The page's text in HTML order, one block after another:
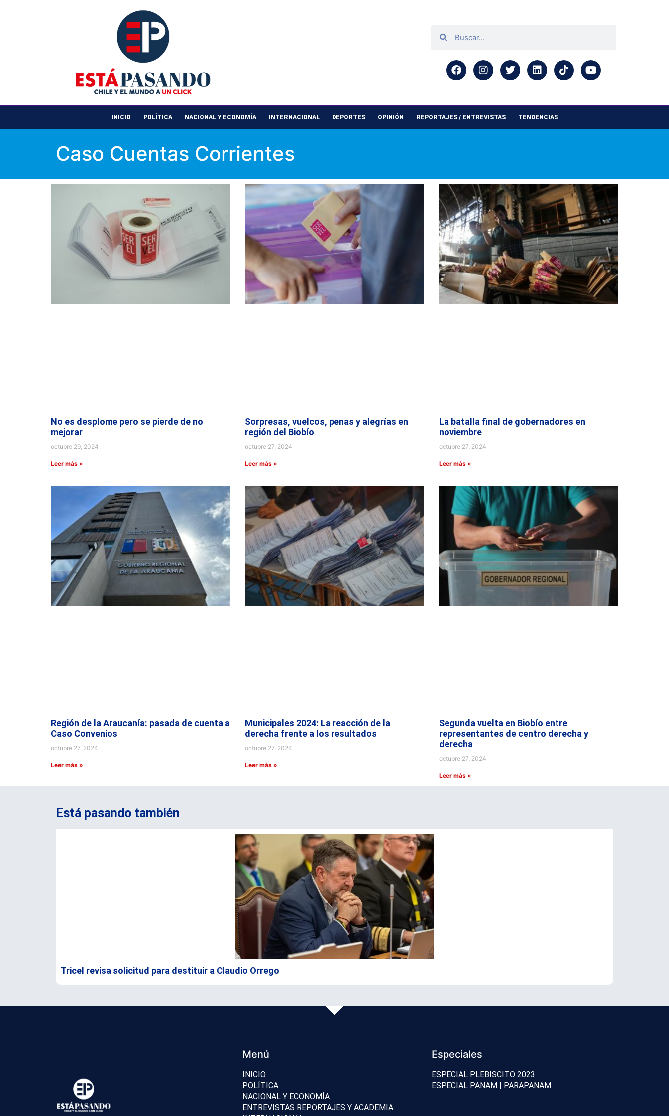
INICIO POLÍTICA NACIONAL Y ECONOMÍA INTERNACIONAL DEPORTES OPINIÓN REPORTAJES / ENTREVISTAS TENDENCIAS
Caso Cuentas Corrientes
No es desplome pero se pierde de no
mejorar
octubre 29, 2024
Leer más »
Sorpresas, vuelcos, penas y alegrías en
región del Biobío
octubre 27, 2024
Leer más »
La batalla final de gobernadores en
noviembre
octubre 27, 2024
Leer más »
Región de la Araucanía: pasada de cuenta a
Caso Convenios
octubre 27, 2024
Leer más »
Municipales 2024: La reacción de la
derecha frente a los resultados
octubre 27, 2024
Leer más »
Segunda vuelta en Biobío entre
representantes de centro derecha y
derecha
octubre 27, 2024
Leer más »
Está pasando también
Tricel revisa solicitud para destituir a Claudio Orrego
Menú
INICIO
POLÍTICA
NACIONAL Y ECONOMÍA
ENTREVISTAS REPORTAJES Y ACADEMIA
Especiales
ESPECIAL PLEBISCITO 2023
ESPECIAL PANAM | PARAPANAM